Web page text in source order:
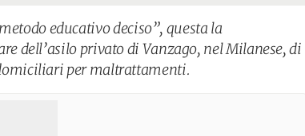
educativo deciso”, questa la
dell’asilo privato di Vanzago, nel Milanese, di
per maltrattamenti.